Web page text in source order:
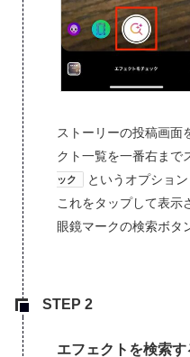
ストーリーの投稿画面
クト一覧を一番右まで
ック
というオプション
これをタップして表示
眼鏡マークの検索ボタ
エフェクトを検索す